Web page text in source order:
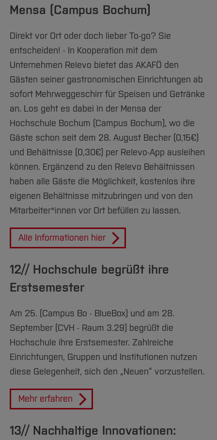
Mensa (Campus Bochum)
Direkt vor Ort oder doch lieber To-go? Sie
entscheiden! - In Kooperation mit dem
Unternehmen Relevo bietet das AKAFÖ den
Gästen seiner gastronomischen Einrichtungen ab
sofort Mehrweggeschirr für Speisen und Getränke
an. Los geht es dabei in der Mensa der
Hochschule Bochum (Campus Bochum), wo die
Gäste schon seit dem 28. August Becher (0,15€)
und Behältnisse (0,30€) per Relevo-App ausleihen
können. Ergänzend zu den Relevo Behältnissen
haben alle Gäste die Möglichkeit, kostenlos ihre
eigenen Behältnisse mitzubringen und von den
Mitarbeiter*innen vor Ort befüllen zu lassen.
Alle Informationen hier
12// Hochschule begrüßt ihre
Erstsemester
Am 25. (Campus Bo - BlueBox) und am 28.
September (CVH - Raum 3.29) begrüßt die
Hochschule ihre Erstsemester. Zahlreiche
Einrichtungen, Gruppen und Institutionen nutzen
diese Gelegenheit, sich den „Neuen“ vorzustellen.
Mehr erfahren
13// Nachhaltige Innovationen: